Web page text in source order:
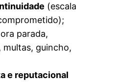
(escala
parada,
multas, guincho,
e reputacional